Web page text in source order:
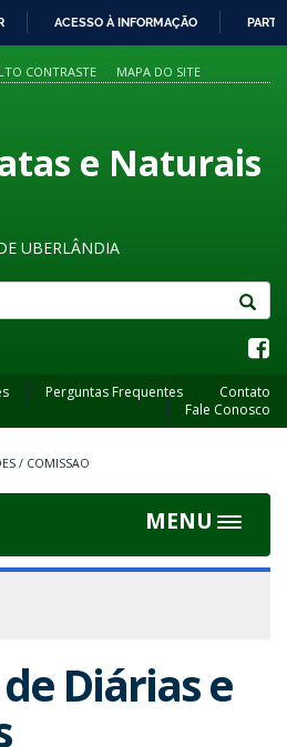
PARA
O
ACESSO À INFORMAÇÃO
CONTRASTE MAPA DO SITE
e Naturais
UBERLÂNDIA
Perguntas Frequentes
Contato
Fale Conosco
/ COMISSAO
MENU
Toggle
Diárias e